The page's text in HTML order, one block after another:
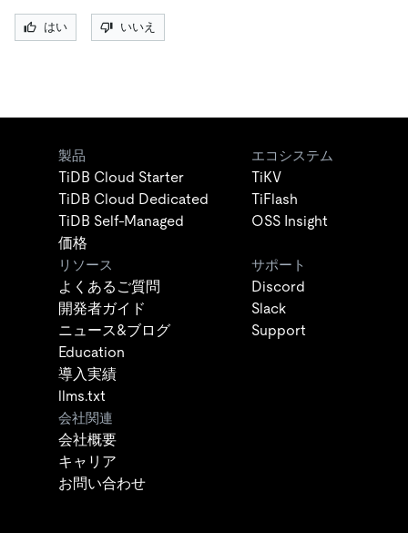
はい いいえ
製品
TiDB Cloud Starter
TiDB Cloud Dedicated
TiDB Self-Managed
価格
エコシステム
TiKV
TiFlash
OSS Insight
リソース
よくあるご質問
開発者ガイド
ニュース&ブログ
Education
導入実績
llms.txt
サポート
Discord
Slack
Support
会社関連
会社概要
キャリア
お問い合わせ